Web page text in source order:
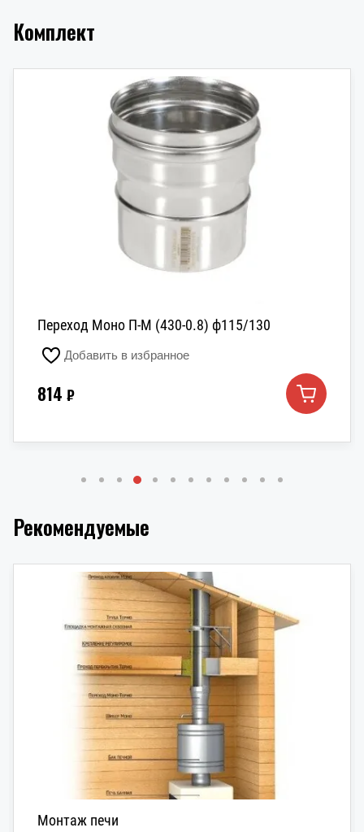
Комплект
Переход Моно П-М (430-0.8) ф115/130
Добавить в избранное
814 ₽
Рекомендуемые
Монтаж печи